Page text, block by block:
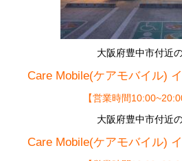
大阪府豊中市付近
Care Mobile(ケアモバイル)
【営業時間
大阪府豊中市付近
Care Mobile(ケアモバイル)